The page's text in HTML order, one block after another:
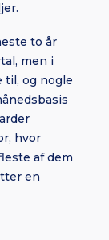
to år
men i
til, og nogle
hvor
af dem
en